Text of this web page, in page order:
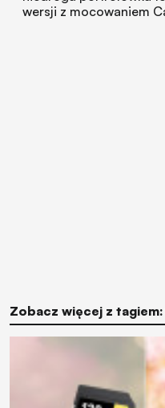
wersji z mocowaniem
Zobacz więcej z tagiem: